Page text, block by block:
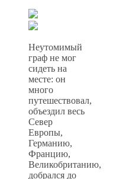
Неутомимый
граф не мог
сидеть на
месте: он
много
путешествовал,
объездил весь
Север
Европы,
Германию,
Францию,
Великобританию,
добрался до